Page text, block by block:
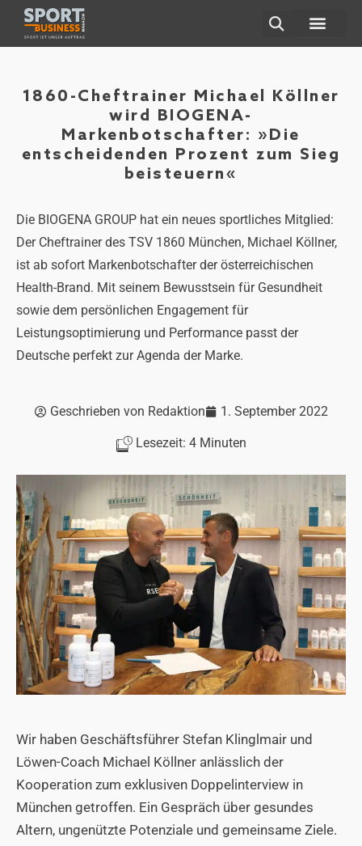
1860-Cheftrainer Michael Köllner
wird BIOGENA-
Markenbotschafter: »Die
entscheidenden Prozent zum Sieg
beisteuern«
Die BIOGENA GROUP hat ein neues sportliches Mitglied:
Der Cheftrainer des TSV 1860 München, Michael Köllner,
ist ab sofort Markenbotschafter der österreichischen
Health-Brand. Mit seinem Bewusstsein für Gesundheit
sowie dem persönlichen Engagement für
Leistungsoptimierung und Performance passt der
Deutsche perfekt zur Agenda der Marke.
Geschrieben von Redaktion 1. September 2022
Lesezeit: 4 Minuten
Wir haben Geschäftsführer Stefan Klinglmair und
Löwen-Coach Michael Köllner anlässlich der
Kooperation zum exklusiven Doppelinterview in
München getroffen. Ein Gespräch über gesundes
Altern, ungenützte Potenziale und gemeinsame Ziele.